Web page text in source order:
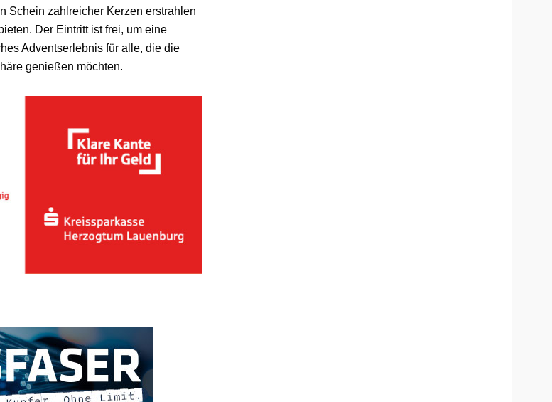
Schein zahlreicher Kerzen erstrahlen
Der Eintritt ist frei, um eine
Adventserlebnis für alle, die die
genießen möchten.